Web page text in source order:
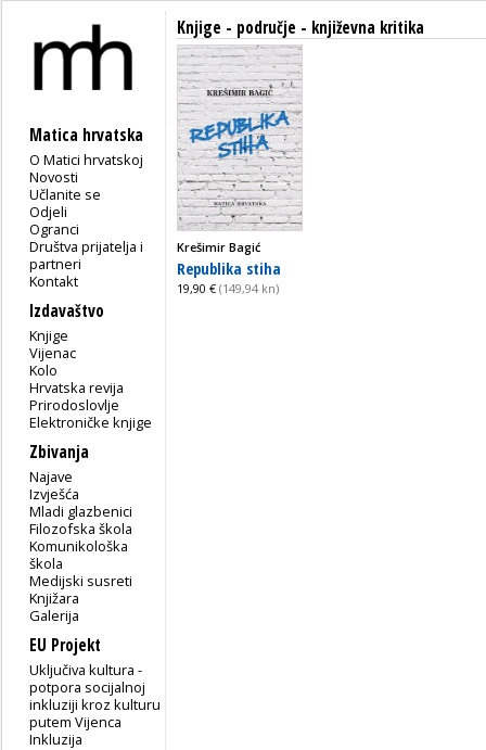
Matica hrvatska
O Matici hrvatskoj
Novosti
Učlanite se
Odjeli
Ogranci
Društva prijatelja i
partneri
Kontakt
Izdavaštvo
Knjige
Vijenac
Kolo
Hrvatska revija
Prirodoslovlje
Elektroničke knjige
Zbivanja
Najave
Izvješća
Mladi glazbenici
Filozofska škola
Komunikološka
škola
Medijski susreti
Knjižara
Galerija
EU Projekt
Uključiva kultura -
potpora socijalnoj
inkluziji kroz kulturu
putem Vijenca
Inkluzija
Knjige - područje - književna kritika
Krešimir Bagić
Republika stiha
19,90 € (149,94 kn)